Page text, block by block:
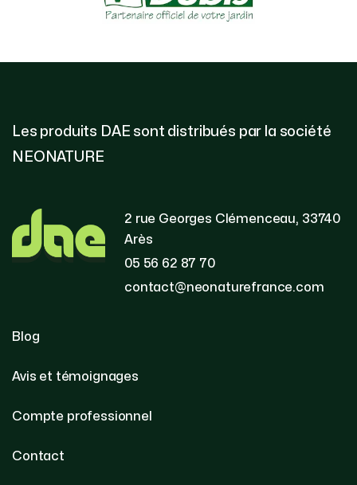
Les produits DAE sont distribués par la société
NEONATURE
2 rue Georges Clémenceau, 33740
Arès
05 56 62 87 70
contact@neonaturefrance.com
Blog
Avis et témoignages
Compte professionnel
Contact